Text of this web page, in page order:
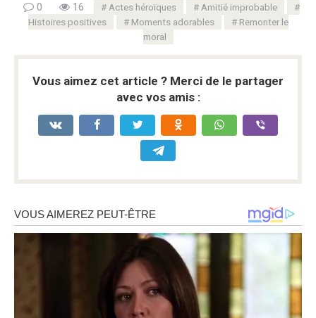
0 16 Actes héroïques
Amitié improbable
Histoires positives
Moments adorables
Remonter le
moral
Vous aimez cet article ? Merci de le partager
avec vos amis :